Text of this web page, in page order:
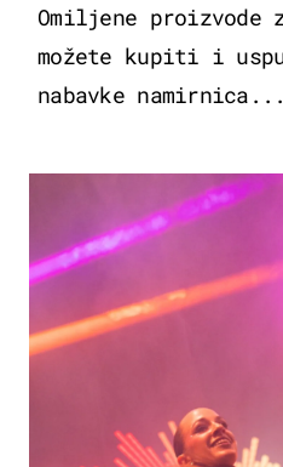
Omiljene proizvode
možete kupiti i
nabavke namirnica...
KULTURA & ZABAVA